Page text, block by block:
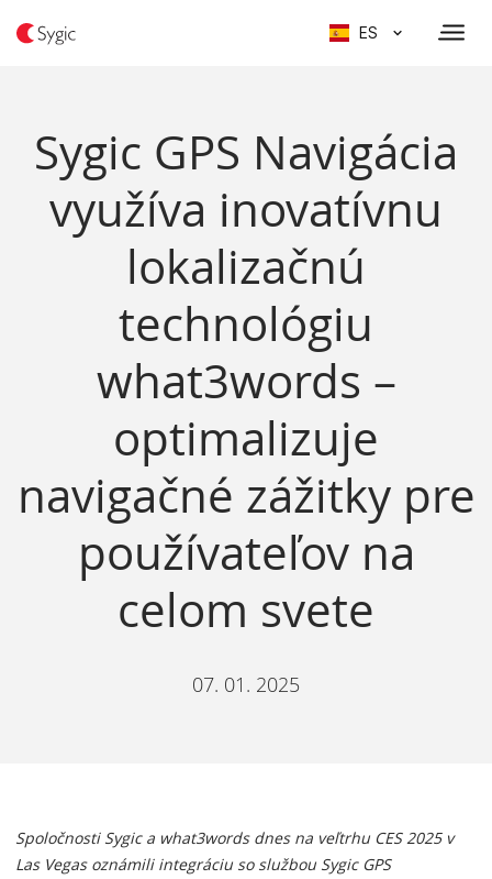
ES
Sygic GPS Navigácia
využíva inovatívnu
lokalizačnú
technológiu
what3words –
optimalizuje
navigačné zážitky pre
používateľov na
celom svete
07. 01. 2025
Spoločnosti Sygic a what3words dnes na veľtrhu CES 2025 v
Las Vegas oznámili integráciu so službou Sygic GPS